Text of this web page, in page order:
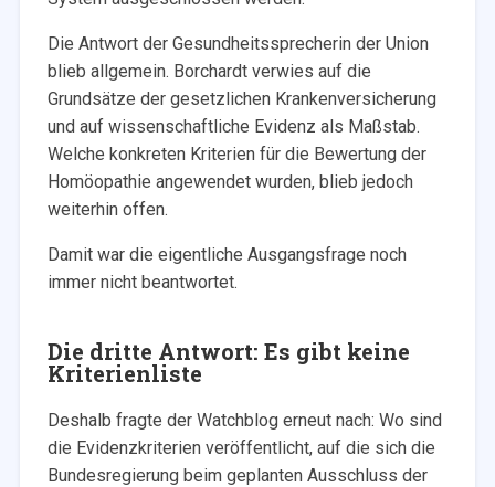
Die Antwort der Gesundheitssprecherin der Union
blieb allgemein. Borchardt verwies auf die
Grundsätze der gesetzlichen Krankenversicherung
und auf wissenschaftliche Evidenz als Maßstab.
Welche konkreten Kriterien für die Bewertung der
Homöopathie angewendet wurden, blieb jedoch
weiterhin offen.
Damit war die eigentliche Ausgangsfrage noch
immer nicht beantwortet.
Die dritte Antwort: Es gibt keine
Kriterienliste
Deshalb fragte der Watchblog erneut nach: Wo sind
die Evidenzkriterien veröffentlicht, auf die sich die
Bundesregierung beim geplanten Ausschluss der